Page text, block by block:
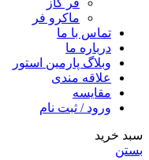
ماكرو فر
تماس با ما
درباره ما
وبلاگ پارمین استور
علاقه مندی
مقایسه
ورود / ثبت نام
سبد خرید
بستن